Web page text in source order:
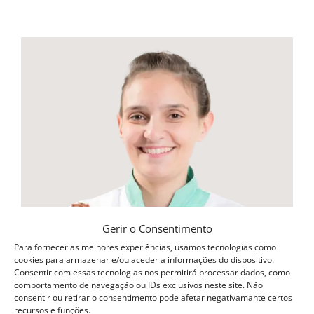
Gerir o Consentimento
Para fornecer as melhores experiências, usamos tecnologias como
cookies para armazenar e/ou aceder a informações do dispositivo.
Consentir com essas tecnologias nos permitirá processar dados, como
comportamento de navegação ou IDs exclusivos neste site. Não
consentir ou retirar o consentimento pode afetar negativamante certos
recursos e funções.